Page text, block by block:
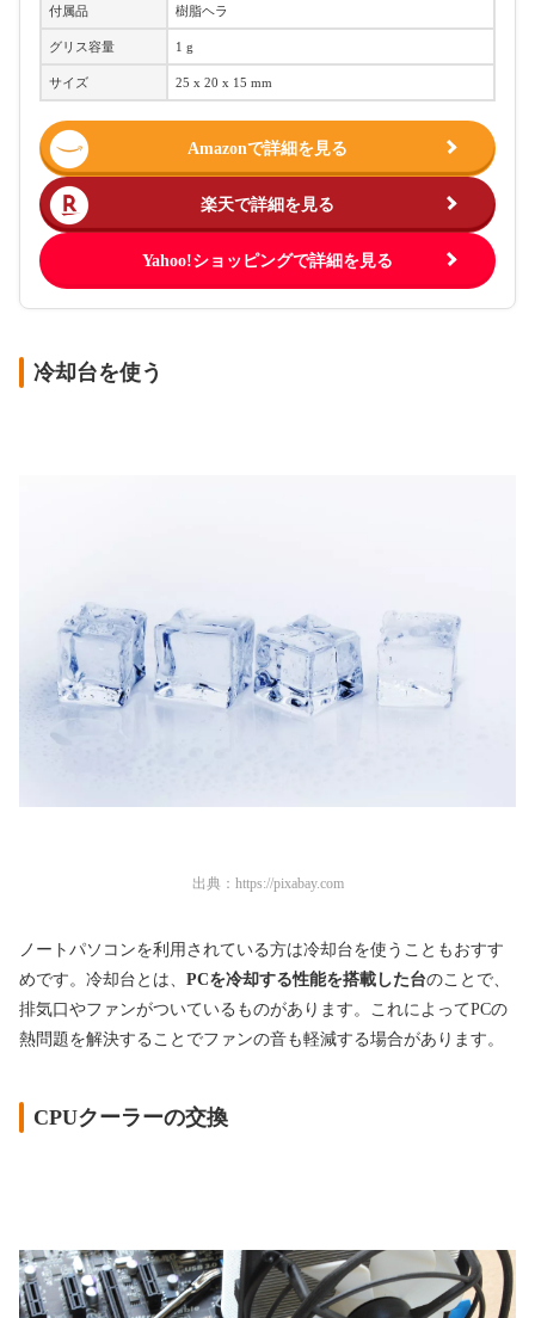
付属品 樹脂ヘラ
グリス容量 1 g
サイズ 25 x 20 x 15 mm
Amazonで詳細を見る
楽天で詳細を見る
Yahoo!ショッピングで詳細を見る
冷却台を使う
出典： https://pixabay.com
ノートパソコンを利用されている方は冷却台を使うこともおすす
めです。冷却台とは、 PCを冷却する性能を搭載した台のことで、
排気口やファンがついているものがあります。これによってPCの
熱問題を解決することでファンの音も軽減する場合があります。
CPUクーラーの交換